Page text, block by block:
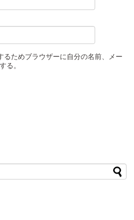
るためブラウザーに自分の名前、メー
る。